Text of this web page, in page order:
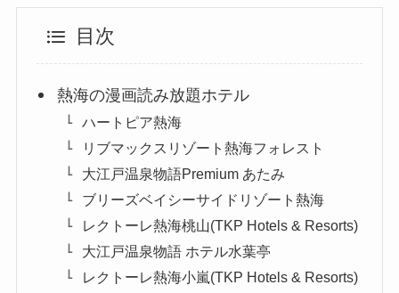
目次
熱海の漫画読み放題ホテル
ハートピア熱海
リブマックスリゾート熱海フォレスト
大江戸温泉物語Premium あたみ
ブリーズベイシーサイドリゾート熱海
レクトーレ熱海桃山(TKP Hotels & Resorts)
大江戸温泉物語 ホテル水葉亭
レクトーレ熱海小嵐(TKP Hotels & Resorts)